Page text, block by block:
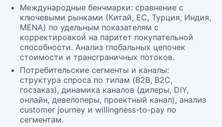
Международные бенчмарки: сравнение с
ключевыми рынками (Китай, ЕС, Турция, Индия,
MENA) по удельным показателям с
корректировкой на паритет покупательной
способности. Анализ глобальных цепочек
стоимости и трансграничных потоков.
Потребительские сегменты и каналы:
структура спроса по типам (B2B, B2C,
госзаказ), динамика каналов (дилеры, DIY,
онлайн, девелоперы, проектный канал), анализ
customer journey и willingness-to-pay по
сегментам.